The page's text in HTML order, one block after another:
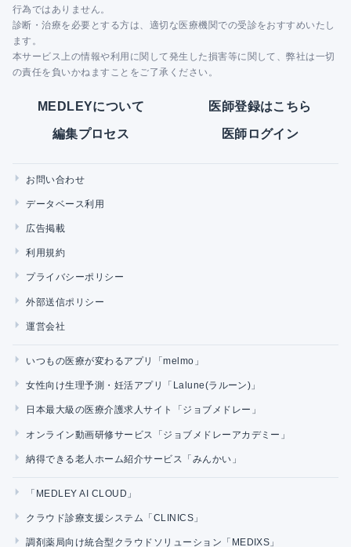
行為ではありません。
診断・治療を必要とする方は、適切な医療機関での受診をおすすめいたし
ます。
本サービス上の情報や利用に関して発生した損害等に関して、弊社は一切
の責任を負いかねますことをご了承ください。
MEDLEYについて 医師登録はこちら
編集プロセス 医師ログイン
お問い合わせ
データベース利用
広告掲載
利用規約
プライバシーポリシー
外部送信ポリシー
運営会社
いつもの医療が変わるアプリ「melmo」
女性向け生理予測・妊活アプリ「Lalune(ラルーン)」
日本最大級の医療介護求人サイト「ジョブメドレー」
オンライン動画研修サービス「ジョブメドレーアカデミー」
納得できる老人ホーム紹介サービス「みんかい」
「MEDLEY AI CLOUD」
クラウド診療支援システム「CLINICS」
調剤薬局向け統合型クラウドソリューション「MEDIXS」